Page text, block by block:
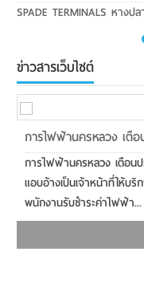
SPADE TERMINALS หางป
ข่าวสารเว็บไซต์
การไฟฟ้านครหลวง เตื
การไฟฟ้านครหลวง เตือน
แอบอ้างเป็นเจ้าหน้าที่ให้บ
พนักงานรับชำระค่าไฟฟ้า...